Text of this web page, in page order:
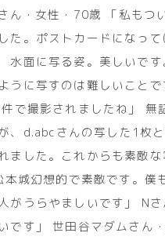
ん・女性・70歳 「私もつ
た。ポストカードになっ
面に写る姿。美しいで
うに写すのは難しいこと
で撮影されましたね」
、d.abcさんの写した1枚
ました。これからも素敵
城幻想的で素敵です。僕
がうらやましいです」 N
です」 世田谷マダムさん